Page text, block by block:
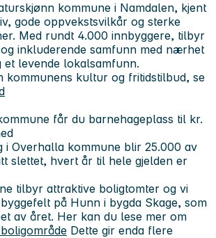
kommune i Namdalen, kjent
gode oppvekstsvilkår og sterke
Med rundt 4.000 innbyggere, tilbyr
inkluderende samfunn med nærhet
levende lokalsamfunn.
kommunens kultur og fritidstilbud, se
får du barnehageplass til kr.
i Overhalla kommune blir 25.000 av
slettet, hvert år til hele gjelden er
tilbyr attraktive boligtomter og vi
på Hunn i bygda Skage, som
av året. Her kan du lese mer om
Dette gir enda flere